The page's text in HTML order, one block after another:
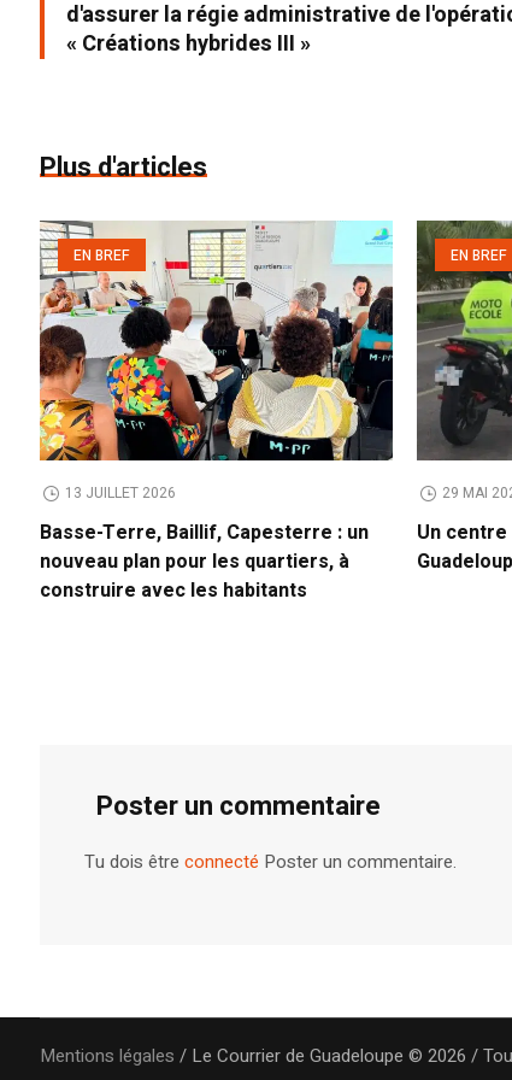
d'assurer la régie administrative de
« Créations hybrides III »
Plus d'articles
EN BREF
13 JUILLET 2026
Basse-Terre, Baillif, Capesterre : un
nouveau plan pour les quartiers, à
construire avec les habitants
EN BREF
29 MAI
Un
Poster un commentaire
Tu dois êtreconnecté Poster un commentaire.
Mentions légales / Le Courrier de Guadeloupe © 2026 /